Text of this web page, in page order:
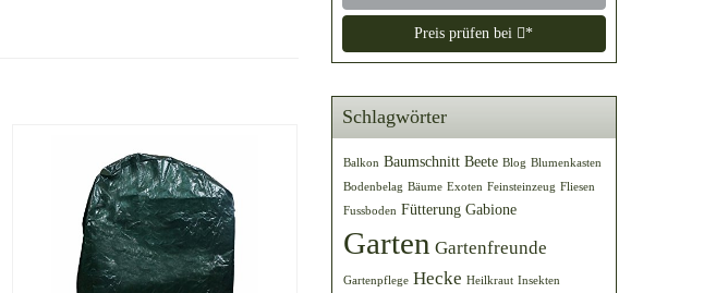
Preis prüfen bei *
Schlagwörter
Balkon Baumschnitt Beete Blog Blumenkasten
Bodenbelag Bäume Exoten Feinsteinzeug Fliesen
Fussboden Fütterung Gabione
Garten Gartenfreunde
Gartenpflege Hecke Heilkraut Insekten